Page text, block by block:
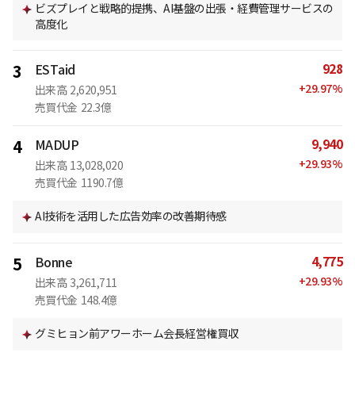
ビズプレイと戦略的提携、AI基盤の出張・経費管理サービスの
高度化
3 ESTaid
出来高 2,620,951
売買代金 22.3億
928
+29.97%
4 MADUP
出来高 13,028,020
売買代金 1190.7億
9,940
+29.93%
AI技術を活用した広告効率の改善期待感
5 Bonne
出来高 3,261,711
売買代金 148.4億
4,775
+29.93%
グミヒョン前アワーホーム会長経営権買収